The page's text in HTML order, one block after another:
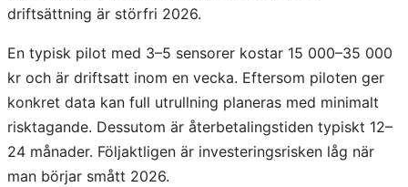
driftsättning är störfri 2026.
En typisk pilot med 3–5 sensorer kostar 15 000–35 000
kr och är driftsatt inom en vecka. Eftersom piloten ger
konkret data kan full utrullning planeras med minimalt
risktagande. Dessutom är återbetalingstiden typiskt 12–
24 månader. Följaktligen är investeringsrisken låg när
man börjar smått 2026.